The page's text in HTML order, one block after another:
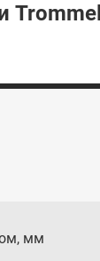
мм